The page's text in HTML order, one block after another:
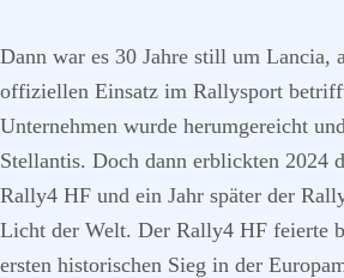
Dann war es 30 Jahre still um Lancia,
offiziellen Einsatz im Rallysport
Unternehmen wurde herumgereicht
Stellantis. Doch dann erblickten 2024
Rally4 HF und ein Jahr später der
Licht der Welt. Der Rally4 HF feierte
ersten historischen Sieg in der